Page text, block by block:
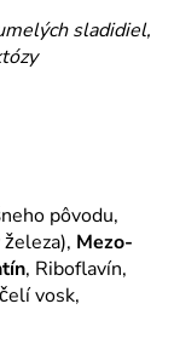
sladidiel,
pôvodu,
Mezo-
, Riboflavín,
vosk,